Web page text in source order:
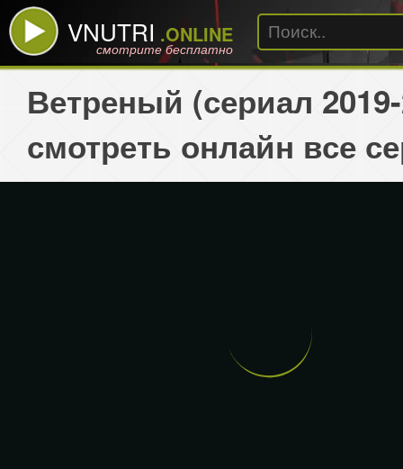
VNUTRI .ONLINE
смотрите бесплатно
Ветреный (сериал
смотреть онлайн все